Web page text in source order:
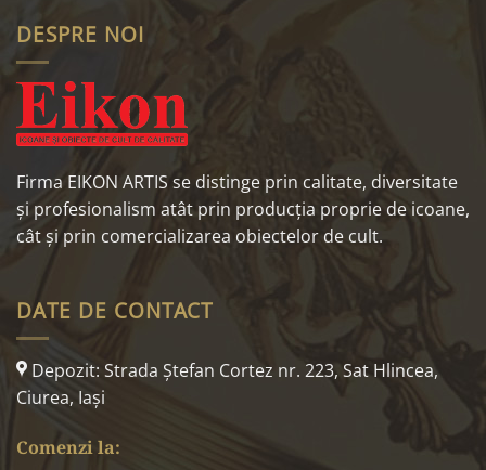
DESPRE NOI
Firma EIKON ARTIS se distinge prin calitate, diversitate
și profesionalism atât prin producția proprie de icoane,
cât și prin comercializarea obiectelor de cult.
DATE DE CONTACT
Depozit: Strada Ştefan Cortez nr. 223, Sat Hlincea,
Ciurea, Iaşi
Comenzi la: